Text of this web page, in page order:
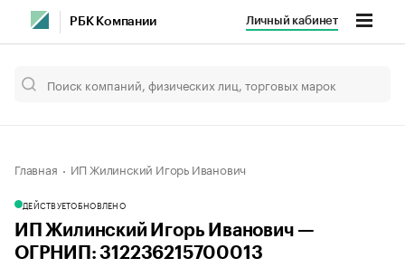
РБК Компании Личный кабинет
Главная ИП Жилинский Игорь Иванович
ДЕЙСТВУЕТОБНОВЛЕНО
ИП Жилинский Игорь Иванович —
ОГРНИП: 312236215700013